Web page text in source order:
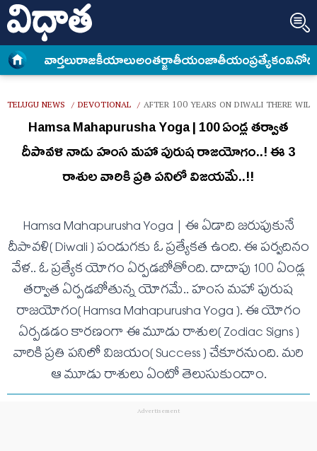
వార్త‌లురాజకీయాలుఅంత‌ర్జాతీయంజాతీయంప్రత్యేకం
TELUGU NEWS / DEVOTIONAL / AFTER 100 YEARS ON DIWALI THERE
Hamsa Mahapurusha Yoga | 100 ఏండ్ల త‌ర్వాత
దీపావ‌ళి నాడు హంస మ‌హా పురుష రాజ‌యోగం..! ఈ 3
రాశుల వారికి ప్ర‌తి ప‌నిలో విజ‌య‌మే..!!
Hamsa Mahapurusha Yoga | ఈ ఏడాది జ‌రుపుకునే
దీపావ‌ళి( Diwali ) పండుగ‌కు ఓ ప్ర‌త్యేక‌త ఉంది. ఈ ప‌ర్వ‌దినం
వేళ‌.. ఓ ప్ర‌త్యేక యోగం ఏర్ప‌డబోతోంది. దాదాపు 100 ఏండ్ల
త‌ర్వాత ఏర్ప‌డ‌బోతున్న యోగ‌మే.. హంస మ‌హా పురుష
రాజ‌యోగం( Hamsa Mahapurusha Yoga ). ఈ యోగం
ఏర్ప‌డ‌డం కార‌ణంగా ఈ మూడు రాశుల( Zodiac Signs )
వారికి ప్ర‌తి ప‌నిలో విజ‌యం( Success ) చేకూర‌నుంది. మ‌రి
ఆ మూడు రాశులు ఏంటో తెలుసుకుందాం.